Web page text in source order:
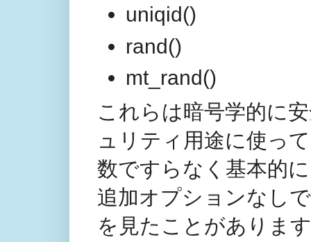
uniqid()
rand()
mt_rand()
これらは暗号学的に
ュリティ用途に使っ
数ですらなく基本的
追加オプションなし
を見たことがありま